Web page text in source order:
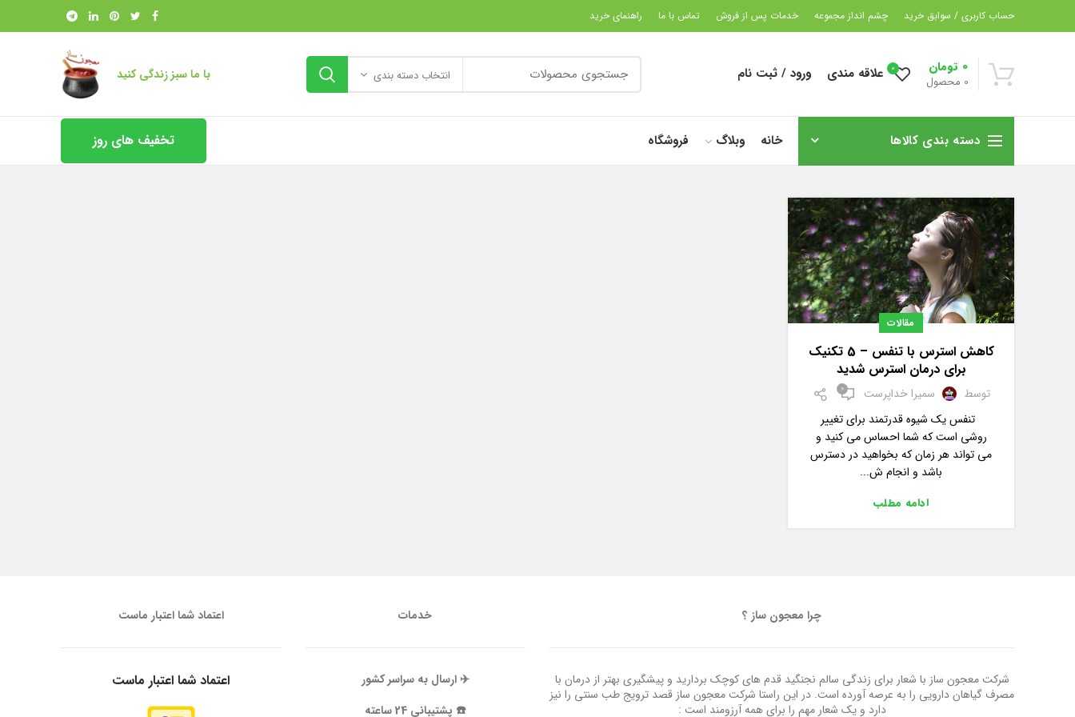
حساب کاربری / سوابق خرید چشم انداز مجموعه خدمات پس از فروش تماس با ما راهنمای خرید
0 محصول
0 تومان 0 علاقه مندی ورود / ثبت نام انتخاب دسته بندی با ما سبز زندگی کنید
دسته بندی کالاها خانه وبلاگ فروشگاه تخفیف های روز
مقالات
کاهش استرس با تنفس – 5 تکنیک
برای درمان استرس شدید
توسط سمیرا خداپرست 0
تنفس یک شیوه قدرتمند برای تغییر
روشی است که شما احساس می کنید و
می تواند هر زمان که بخواهید در دسترس
باشد و انجام ش...
ادامه مطلب
چرا معجون ساز ؟
شرکت معجون ساز با شعار برای زندگی سالم نجنگید قدم های کوچک بردارید و پیشگیری بهتر از درمان با
مصرف گیاهان دارویی را به عرصه آورده است. در این راستا شرکت معجون ساز قصد ترویج طب سنتی را نیز
دارد و یک شعار مهم را برای همه آرزومند است :
خدمات
✈️ ارسال به سراسر کشور
☎️ پشتیبانی 24 ساعته
اعتماد شما اعتبار ماست
اعتماد شما اعتبار ماست